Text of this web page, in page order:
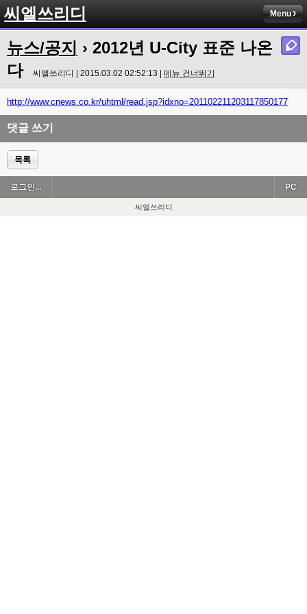
씨엘쓰리디 Menu
뉴스/공지 › 2012년 U-City 표준 나온
다
씨엘쓰리디 | 2015.03.02 02:52:13 | 메뉴 건너뛰기
http://www.cnews.co.kr/uhtml/read.jsp?idxno=201102211203117850177
댓글 쓰기
목록
로그인... PC
씨엘쓰리디